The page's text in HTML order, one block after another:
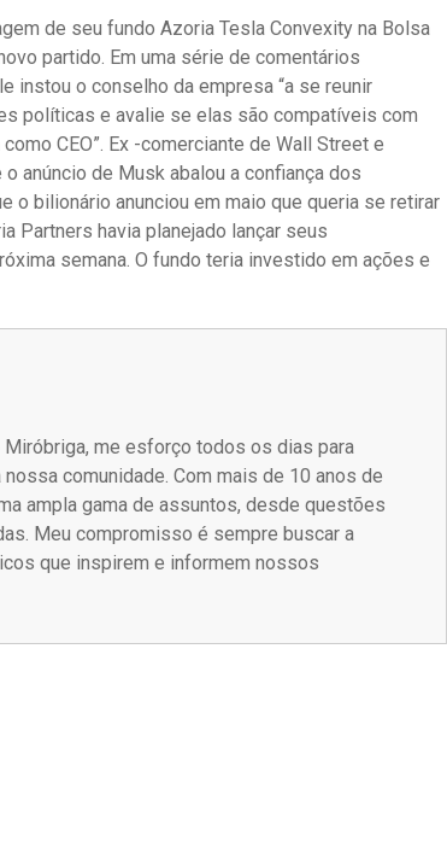
de seu fundo Azoria Tesla Convexity na Bolsa
partido. Em uma série de comentários
instou o conselho da empresa “a se reunir
políticas e avalie se elas são compatíveis com
CEO”. Ex -comerciante de Wall Street e
anúncio de Musk abalou a confiança dos
bilionário anunciou em maio que queria se retirar
Partners havia planejado lançar seus
semana. O fundo teria investido em ações e
Miróbriga, me esforço todos os dias para
comunidade. Com mais de 10 anos de
ampla gama de assuntos, desde questões
Meu compromisso é sempre buscar a
que inspirem e informem nossos